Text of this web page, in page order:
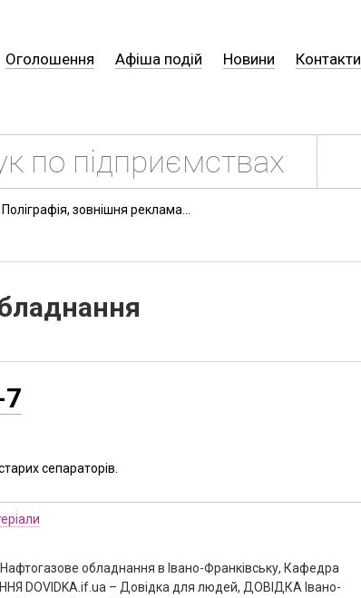
Оголошення Афіша подій Новини Контакти
Поліграфія, зовнішня реклама...
сепараторів.
обладнання в Івано-Франківську, Кафедра
DOVIDKA.if.ua – Довідка для людей, ДОВІДКА Івано-